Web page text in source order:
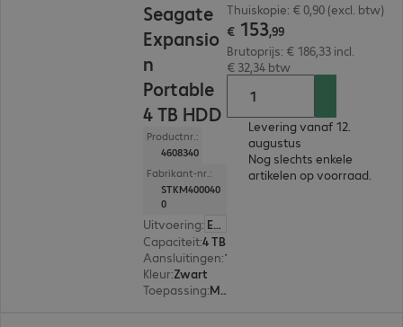
Seagate
Expansio
n
Portable
4 TB HDD
Productnr.:
4608340
Fabrikant-nr.:
STKM400040
0
Uitvoering: Europa
Capaciteit:4 TB
Aansluitingen:
Kleur:Zwart
Toepassing: Mobiel
Thuiskopie: € 0,90 (excl. btw)
€ 153,99
Brutoprijs: € 186,33 incl.
€ 32,34 btw
Levering vanaf 12.
augustus
Nog slechts enkele
artikelen op voorraad.